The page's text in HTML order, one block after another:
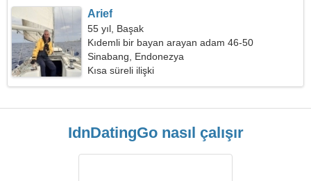
Arief
55 yıl, Başak
Kıdemli bir bayan arayan adam 46-50
Sinabang, Endonezya
Kısa süreli ilişki
IdnDatingGo nasıl çalışır